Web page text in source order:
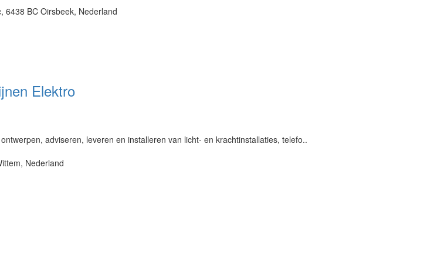
6438 BC Oirsbeek, Nederland
Elektro
adviseren, leveren en installeren van licht- en krachtinstallaties, telefo..
Nederland